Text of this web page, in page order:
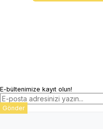
E-bültenimize kayıt olun!
Gönder